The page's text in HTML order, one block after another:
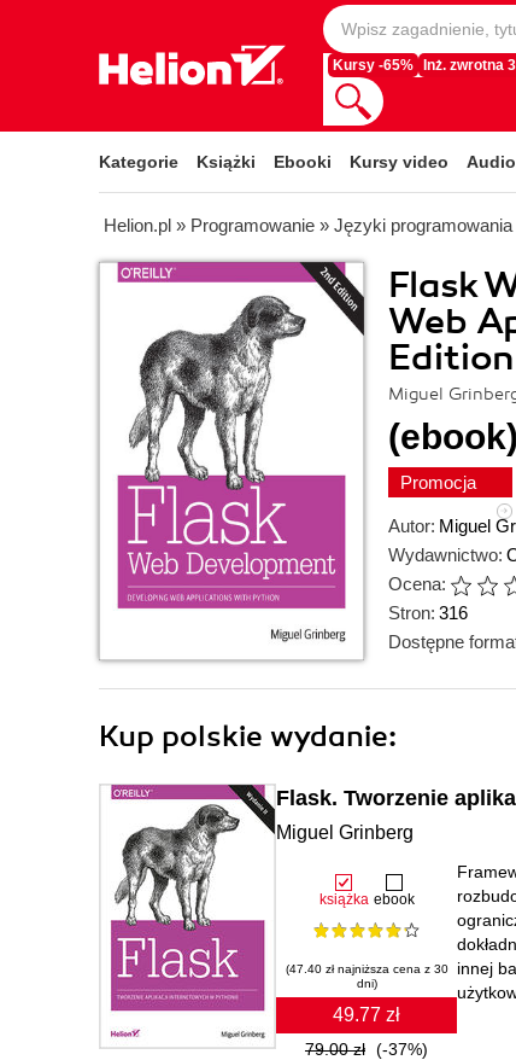
Kursy -65% Inż. zwrotna
Kategorie Książki Ebooki Kursy video
Helion.pl » Programowanie » Języki programowania
Flask
Web
Edition
Miguel
(ebook)
Promocja
Autor: Miguel
Wydawnictwo:
Ocena:
Stron: 316
Dostępne
Kup polskie wydanie:
Flask. Tworzenie
Miguel Grinberg
książka ebook
(47.40 zł najniższa cena z 30
dni)
49.77 zł
79.00 zł (-37%)
innej